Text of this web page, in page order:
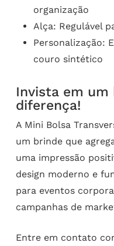
organização
Alça: Regulável
Personalização:
couro sintético
Invista em um
diferença!
A Mini Bolsa
um brinde que
uma impressão
design moderno e
para eventos
campanhas de
Entre em contato